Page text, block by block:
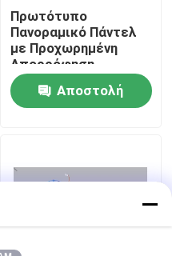
Πρωτότυπο
Πανοραμικό Πάντελ
με Προχωρημένη
Απορρόφηση
Κρούσεων για την
Ασφάλεια των
Παικτών
Αποστολή